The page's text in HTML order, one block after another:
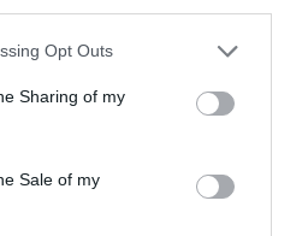
app uses one or more Google
behaviour. You may click to
and its third-party tags to
purposes in below Google
Opt Outs
Sharing of my
Sale of my